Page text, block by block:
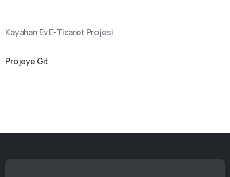
Kayahan Ev E-Ticaret Projesi
Projeye Git